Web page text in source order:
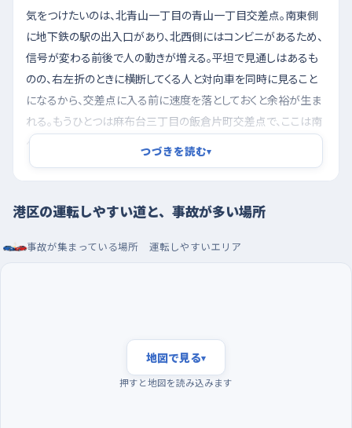
気をつけたいのは、北青山一丁目の青山一丁目交差点。南東側
に地下鉄の駅の出入口があり、北西側にはコンビニがあるため、
信号が変わる前後で人の動きが増える。平坦で見通しはあるも
のの、右左折のときに横断してくる人と対向車を同時に見ること
になるから、交差点に入る前に速度を落としておくと余裕が生ま
れる。もうひとつは麻布台三丁目の飯倉片町交差点で、ここは南
へ向かって下りながら交差点に入る形。下り坂は思ったより速度
が乗るので、信号が黄色に変わったときに止まりきれない感じに
なりやすい。坂の途中で減速を終えるつもりでブレーキを早めに
踏むと落ち着いて通れる。東麻布一丁目の赤羽橋交差点も東へ
流れがゆっくりで、交差点でも自分のペースで待てる。曜日は日
曜が最も落ち着いていて、平日の後半、とくに週末が近づくほど
つづきを読む▾
港区の運転しやすい道と、事故が多い場所
事故が集まっている場所 運転しやすいエリア
地図で見る▾
押すと地図を読み込みます